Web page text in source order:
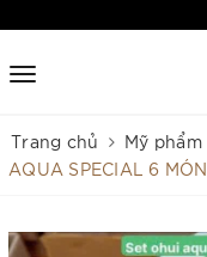
Trang chủ Mỹ phẩm
AQUA SPECIAL 6 MÓN